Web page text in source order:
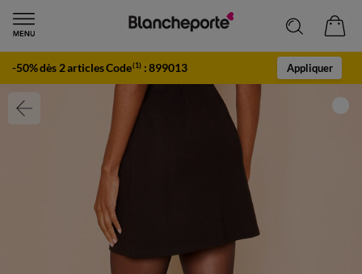
-50% dès 2 articles Code(1) :899013 Appliquer